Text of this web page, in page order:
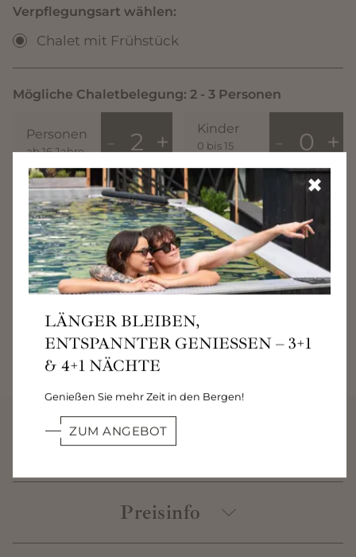
Ausstattung
Kuschelecke und Schlafzimmer mit
Panoramablick
Badezimmer mit Dusche und WC
Preisinfo
✖
LÄNGER BLEIBEN,
ENTSPANNTER GENIESSEN – 3+1 &
4+1 NÄCHTE
Genießen Sie mehr Zeit in den Bergen!
ZUM ANGEBOT